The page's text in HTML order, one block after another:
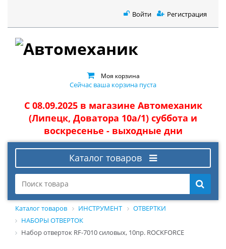
Войти Регистрация
Моя корзина
Сейчас ваша корзина пуста
С 08.09.2025 в магазине Автомеханик
(Липецк, Доватора 10а/1) суббота и
воскресенье - выходные дни
Каталог товаров
Каталог товаров ИНСТРУМЕНТ
ОТВЕРТКИ
НАБОРЫ ОТВЕРТОК
Набор отверток RF-7010 силовых, 10пр. ROCKFORCE